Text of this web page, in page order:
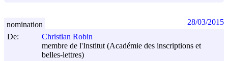
De:
Christian Robin
membre de l'Institut (Académie des inscriptions et
belles-lettres)
nomination 28/03/2015